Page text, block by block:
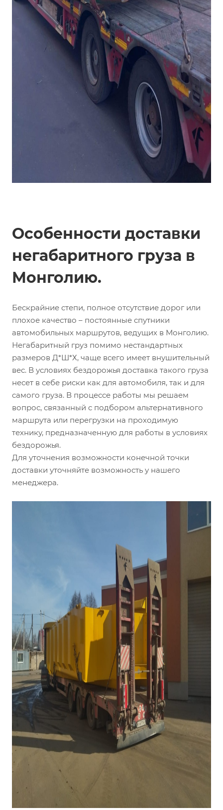
Особенности доставки
негабаритного груза в
Монголию.
Бескрайние степи, полное отсутствие дорог или
плохое качество – постоянные спутники
автомобильных маршрутов, ведущих в Монголию.
Негабаритный груз помимо нестандартных
размеров Д*Ш*Х, чаще всего имеет внушительный
вес. В условиях бездорожья доставка такого груза
несет в себе риски как для автомобиля, так и для
самого груза. В процессе работы мы решаем
вопрос, связанный с подбором альтернативного
маршрута или перегрузки на проходимую
технику, предназначенную для работы в условиях
бездорожья.
Для уточнения возможности конечной точки
доставки уточняйте возможность у нашего
менеджера.